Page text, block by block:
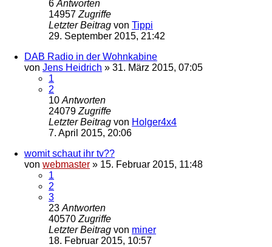
6 Antworten
14957 Zugriffe
Letzter Beitrag von Tippi
29. September 2015, 21:42
DAB Radio in der Wohnkabine
von Jens Heidrich » 31. März 2015, 07:05
1
2
10 Antworten
24079 Zugriffe
Letzter Beitrag von Holger4x4
7. April 2015, 20:06
womit schaut ihr tv??
von webmaster » 15. Februar 2015, 11:48
1
2
3
23 Antworten
40570 Zugriffe
Letzter Beitrag von miner
18. Februar 2015, 10:57